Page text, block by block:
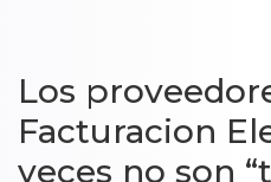
Los
Facturacion
veces no son